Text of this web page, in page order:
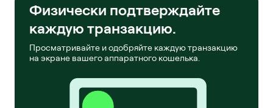
Физически подтверждайте
каждую транзакцию.
Просматривайте и одобряйте каждую транзакцию
на экране вашего аппаратного кошелька.